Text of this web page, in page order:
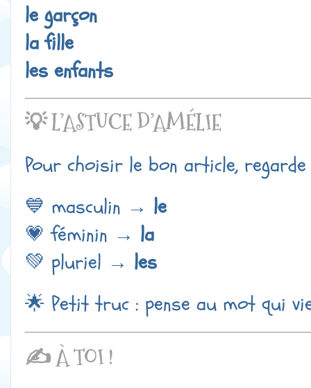
le garçon
la fille
les enfants
💡 L’ASTUCE D’AMÉLIE
Pour choisir le bon article,
💙 masculin → le
💗 féminin → la
💚 pluriel → les
🌟 Petit truc : pense au mot qui
✍️ À TOI !